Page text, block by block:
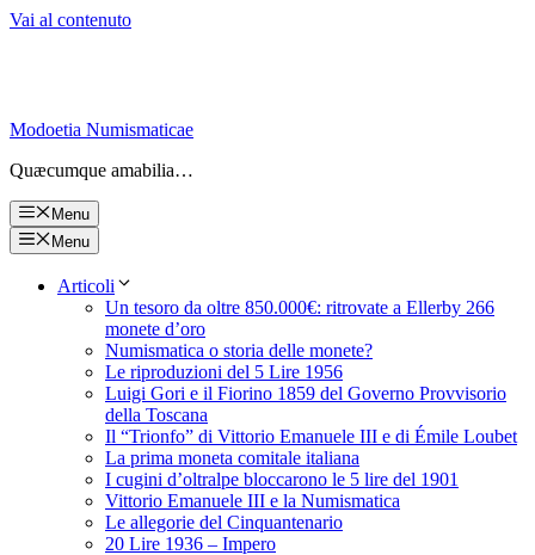
Vai al contenuto
Modoetia Numismaticae
Quæcumque amabilia…
Menu
Menu
Articoli
Un tesoro da oltre 850.000€: ritrovate a Ellerby 266
monete d’oro
Numismatica o storia delle monete?
Le riproduzioni del 5 Lire 1956
Luigi Gori e il Fiorino 1859 del Governo Provvisorio
della Toscana
Il “Trionfo” di Vittorio Emanuele III e di Émile Loubet
La prima moneta comitale italiana
I cugini d’oltralpe bloccarono le 5 lire del 1901
Vittorio Emanuele III e la Numismatica
Le allegorie del Cinquantenario
20 Lire 1936 – Impero